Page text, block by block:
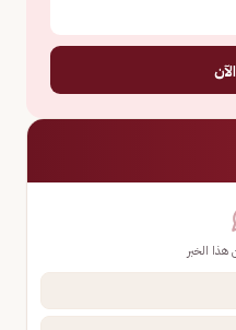
هذا الخبر